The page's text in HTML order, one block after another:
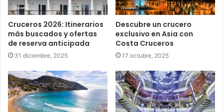
Cruceros 2026: Itinerarios
más buscados y ofertas
de reserva anticipada
31 diciembre, 2025
Descubre un crucero
exclusivo en Asia con
Costa Cruceros
17 octubre, 2025